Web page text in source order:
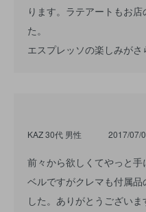
ります。ラテアートもお
た。
エスプレッソの楽しみがさ
KAZ 30代 男性 2017/07/
前々から欲しくてやっと
ベルですがクレマも付属
した。ありがとうございま